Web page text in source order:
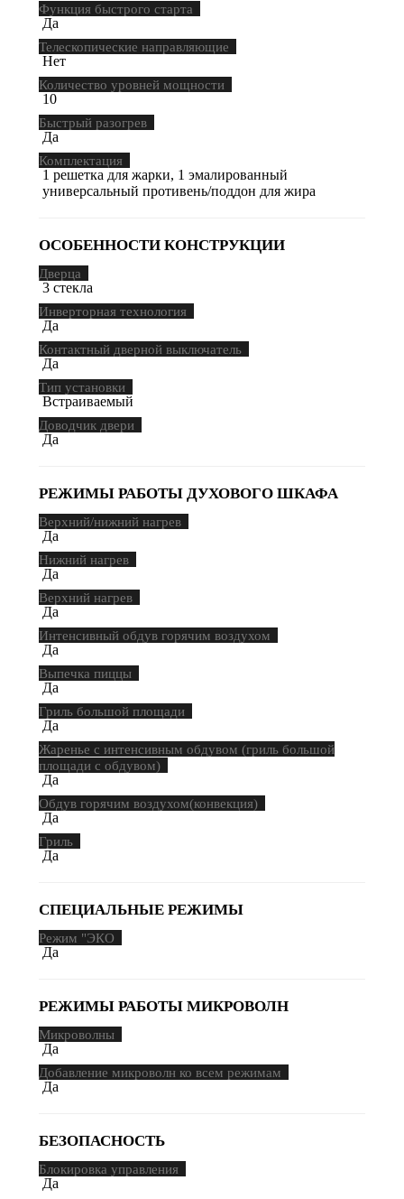
Функция быстрого старта
Да
Телескопические направляющие
Нет
Количество уровней мощности
10
Быстрый разогрев
Да
Комплектация
1 решетка для жарки, 1 эмалированный
универсальный противень/поддон для жира
ОСОБЕННОСТИ КОНСТРУКЦИИ
Дверца
3 стекла
Инверторная технология
Да
Контактный дверной выключатель
Да
Тип установки
Встраиваемый
Доводчик двери
Да
РЕЖИМЫ РАБОТЫ ДУХОВОГО ШКАФА
Верхний/нижний нагрев
Да
Нижний нагрев
Да
Верхний нагрев
Да
Интенсивный обдув горячим воздухом
Да
Выпечка пиццы
Да
Гриль большой площади
Да
Жаренье с интенсивным обдувом (гриль большой
площади с обдувом)
Да
Обдув горячим воздухом(конвекция)
Да
Гриль
Да
СПЕЦИАЛЬНЫЕ РЕЖИМЫ
Режим "ЭКО
Да
РЕЖИМЫ РАБОТЫ МИКРОВОЛН
Микроволны
Да
Добавление микроволн ко всем режимам
Да
БЕЗОПАСНОСТЬ
Блокировка управления
Да